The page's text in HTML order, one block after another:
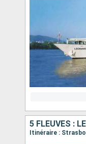
5 FLEUVES :